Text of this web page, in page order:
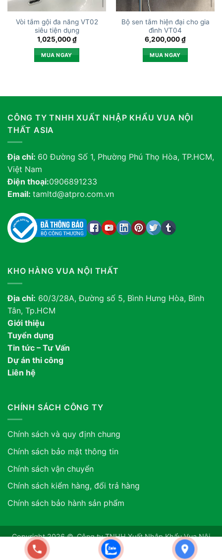
Vòi tắm gội đa năng VT02
siêu tiện dụng
1,025,000₫
MUA NGAY
Bộ sen tắm hiện đại cho gia
đình VT04
6,200,000₫
MUA NGAY
CÔNG TY TNHH XUẤT NHẬP KHẨU VUA NỘI
THẤT ASIA
Địa chỉ: 60 Đường Số 1, Phường Phú Thọ Hòa, TP.HCM,
Việt Nam
Điện thoại:0906891233
Email: tamltd@atpro.com.vn
KHO HÀNG VUA NỘI THẤT
Địa chỉ: 60/3/28A, Đường số 5, Bình Hưng Hòa, Bình
Tân, Tp.HCM
Giới thiệu
Tuyển dụng
Tin tức – Tư Vấn
Dự án thi công
Liên hệ
CHÍNH SÁCH CÔNG TY
Chính sách và quy định chung
Chính sách bảo mật thông tin
Chính sách vận chuyển
Chính sách kiểm hàng, đổi trả hàng
Chính sách bảo hành sản phẩm
Copyright 2026 ©. Công ty TNHH Xuất Nhập Khẩu Vua Nội
Thất ASIA. GPDKKD: 0318507634 do sở KH & ĐT TP.HCM